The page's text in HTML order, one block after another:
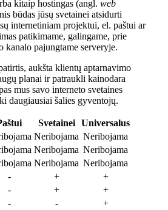
kitaip hostingas (angl. web
būdas jūsų svetainei atsidurti
internetiniam projektui, el. paštui ar
patikimame, galingame, prie
kanalo pajungtame serveryje.
aukšta klientų aptarnavimo
planai ir patraukli kainodara
mus savo interneto svetaines
daugiausiai šalies gyventojų.
Svetainei
Universalus
Neribojama Neribojama
Neribojama Neribojama
Neribojama Neribojama
- +
+
- +
+
- -
+